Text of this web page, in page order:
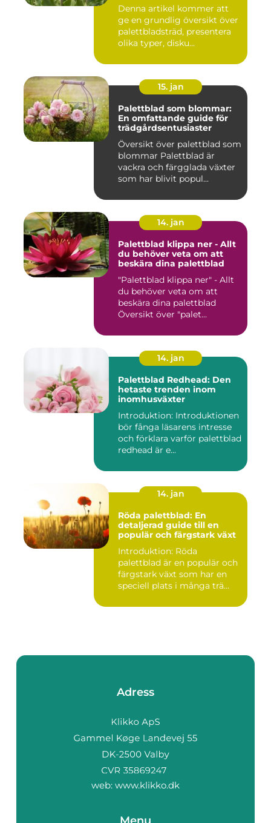
trädgårdsskötsel på grund
av sitt unika utseende och
sin mångsidighet
Denna artikel kommer att
ge en grundlig översikt över
palettbladsträd, presentera
olika typer, disku...
15. jan
Palettblad som blommar:
En omfattande guide för
trädgårdsentusiaster
Översikt över palettblad som
blommar Palettblad är
vackra och färgglada växter
som har blivit popul...
14. jan
Palettblad klippa ner - Allt
du behöver veta om att
beskära dina palettblad
"Palettblad klippa ner" - Allt
du behöver veta om att
beskära dina palettblad
Översikt över "palet...
14. jan
Palettblad Redhead: Den
hetaste trenden inom
inomhusväxter
Introduktion: Introduktionen
bör fånga läsarens intresse
och förklara varför palettblad
redhead är e...
14. jan
Röda palettblad: En
detaljerad guide till en
populär och färgstark växt
Introduktion: Röda
palettblad är en populär och
färgstark växt som har en
speciell plats i många trä...
Adress
web: www.klikko.dk